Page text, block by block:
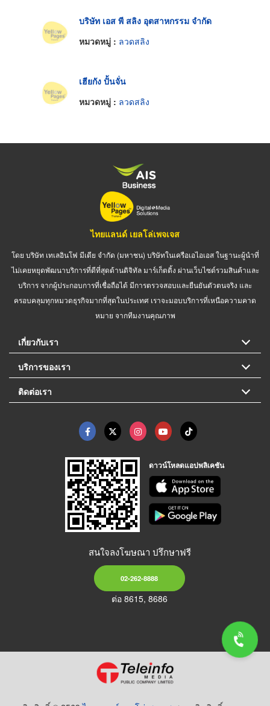
บริษัท เอส พี สลิง อุตสาหกรรม จำกัด
หมวดหมู่ : ลวดสลิง
เฮียกัง ปั้นจั่น
หมวดหมู่ : ลวดสลิง
ไทยแลนด์ เยลโล่เพจเจส
โดย บริษัท เทเลอินโฟ มีเดีย จำกัด (มหาชน) บริษัทในเครือเอไอเอส ในฐานะผู้นำที่
ไม่เคยหยุดพัฒนาบริการที่ดีที่สุดด้านดิจิทัล มาร์เก็ตติ้ง ผ่านเว็บไซต์รวมสินค้าและ
บริการ จากผู้ประกอบการที่เชื่อถือได้ มีการตรวจสอบและยืนยันตัวตนจริง และ
ครอบคลุมทุกหมวดธุรกิจมากที่สุดในประเทศ เราจะมอบบริการที่เหนือความคาด
หมาย จากทีมงานคุณภาพ
เกี่ยวกับเรา
บริการของเรา
ติดต่อเรา
ดาวน์โหลดแอปพลิเคชัน
สนใจลงโฆษณา ปรึกษาฟรี
02-262-8888
ต่อ 8615, 8686